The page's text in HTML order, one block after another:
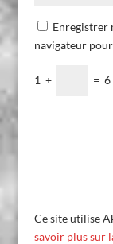
Enregistrer
navigateur
1 + = 6
Ce site utilise
savoir plus sur